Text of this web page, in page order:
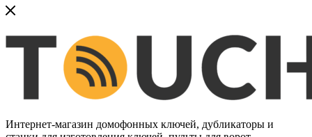
Интернет-магазин домофонных ключей, дубликаторы и